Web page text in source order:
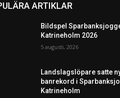
ARTIKLAR
Bildspel
Katrineholm 2026
5 augusti, 2026
Landslagslöpare satte
banrekord i
Katrineholm